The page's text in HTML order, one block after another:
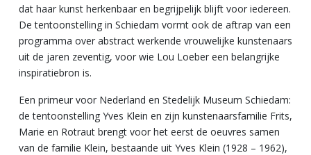
dat haar kunst herkenbaar en begrijpelijk blijft voor iedereen.
De tentoonstelling in Schiedam vormt ook de aftrap van een
programma over abstract werkende vrouwelijke kunstenaars
uit de jaren zeventig, voor wie Lou Loeber een belangrijke
inspiratiebron is.
Een primeur voor Nederland en Stedelijk Museum Schiedam:
de tentoonstelling Yves Klein en zijn kunstenaarsfamilie Frits,
Marie en Rotraut brengt voor het eerst de oeuvres samen
van de familie Klein, bestaande uit Yves Klein (1928 – 1962),